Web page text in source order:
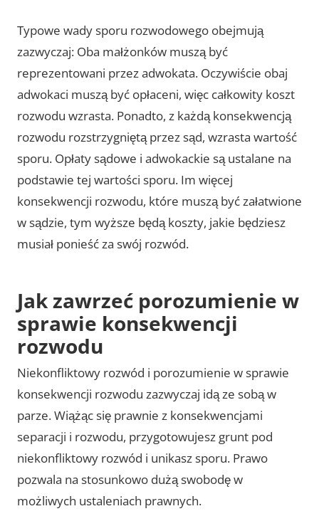
Typowe wady sporu rozwodowego obejmują
zazwyczaj: Oba małżonków muszą być
reprezentowani przez adwokata. Oczywiście obaj
adwokaci muszą być opłaceni, więc całkowity koszt
rozwodu wzrasta. Ponadto, z każdą konsekwencją
rozwodu rozstrzygniętą przez sąd, wzrasta wartość
sporu. Opłaty sądowe i adwokackie są ustalane na
podstawie tej wartości sporu. Im więcej
konsekwencji rozwodu, które muszą być załatwione
w sądzie, tym wyższe będą koszty, jakie będziesz
musiał ponieść za swój rozwód.
Jak zawrzeć porozumienie w
sprawie konsekwencji
rozwodu
Niekonfliktowy rozwód i porozumienie w sprawie
konsekwencji rozwodu zazwyczaj idą ze sobą w
parze. Wiążąc się prawnie z konsekwencjami
separacji i rozwodu, przygotowujesz grunt pod
niekonfliktowy rozwód i unikasz sporu. Prawo
pozwala na stosunkowo dużą swobodę w
możliwych ustaleniach prawnych.